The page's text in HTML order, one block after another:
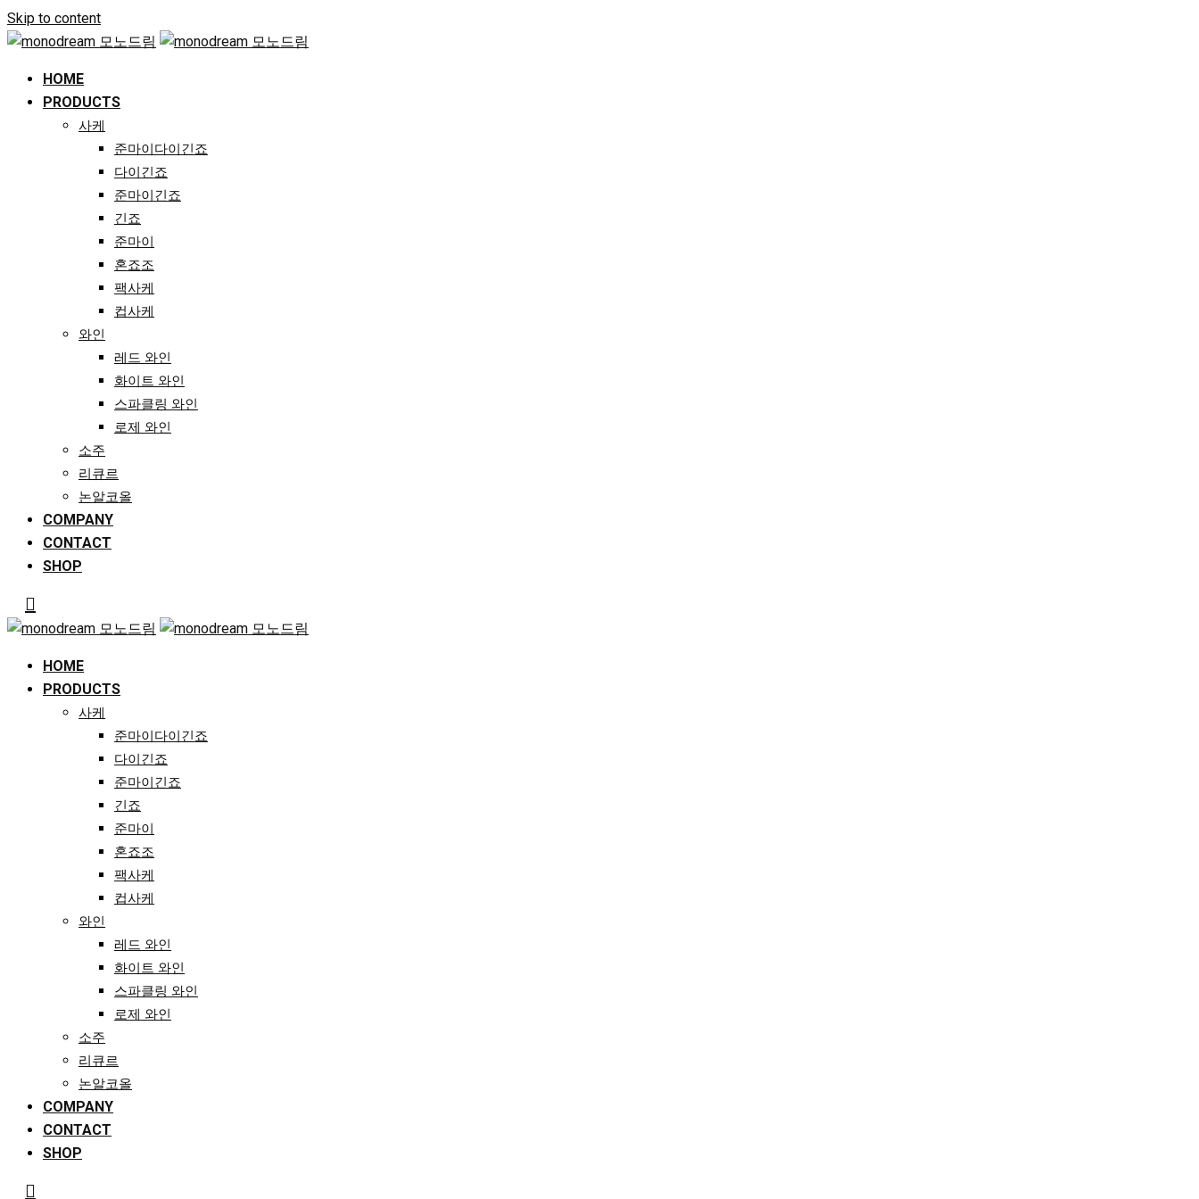
Skip to content
HOME
PRODUCTS
사케
준마이다이긴죠
다이긴죠
준마이긴죠
긴죠
준마이
혼죠조
팩사케
컵사케
와인
레드 와인
화이트 와인
스파클링 와인
로제 와인
소주
리큐르
논알코올
COMPANY
CONTACT
SHOP
HOME
PRODUCTS
사케
준마이다이긴죠
다이긴죠
준마이긴죠
긴죠
준마이
혼죠조
팩사케
컵사케
와인
레드 와인
화이트 와인
스파클링 와인
로제 와인
소주
리큐르
논알코올
COMPANY
CONTACT
SHOP